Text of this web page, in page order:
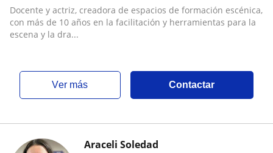
Docente y actriz, creadora de espacios de formación escénica,
con más de 10 años en la facilitación y herramientas para la
escena y la dra...
ver más Contactar
Araceli Soledad